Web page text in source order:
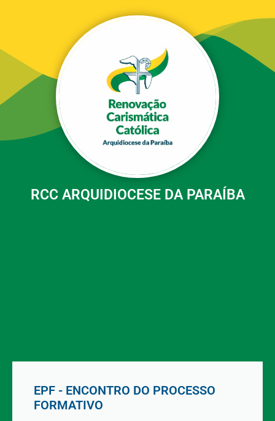
RCC ARQUIDIOCESE DA PARAÍBA
EPF - ENCONTRO DO PROCESSO
FORMATIVO